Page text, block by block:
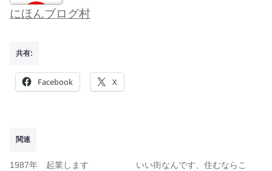
にほんブログ村
共有:
Facebook X
関連
1987年 起業します
いい街なんです、住むならこ